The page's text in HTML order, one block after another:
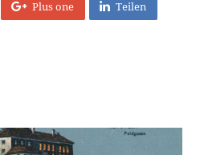
Plus one Teilen